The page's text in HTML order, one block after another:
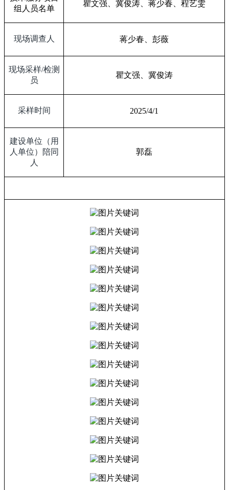
组人员名单
瞿文强、 冀俊涛 蒋少春、程艺雯
现场调查人 蒋少春、彭薇
现场采样/检测
员
瞿文强、冀俊涛
采样时间 2025/4/1
建设单位（用
人单位）陪同
人
郭磊